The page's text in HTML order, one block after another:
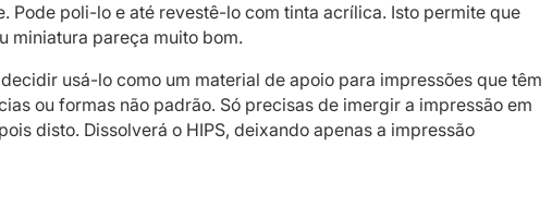
Pode poli-lo e até revestê-lo com tinta acrílica. Isto permite que
miniatura pareça muito bom.
usá-lo como um material de apoio para impressões que têm
ou formas não padrão. Só precisas de imergir a impressão em
disto. Dissolverá o HIPS, deixando apenas a impressão